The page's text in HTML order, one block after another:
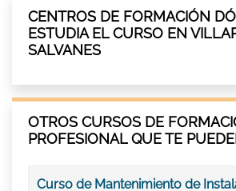
CENTROS DE FORMACIÓN
ESTUDIA EL CURSO EN
SALVANES
OTROS CURSOS DE
PROFESIONAL QUE TE
Curso de Mantenimiento de